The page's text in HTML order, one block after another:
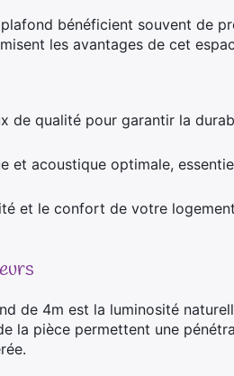
bénéficient souvent de
les avantages de cet
de qualité pour garantir la
et acoustique optimale,
et le confort de votre
de 4m est la luminosité
la pièce permettent une